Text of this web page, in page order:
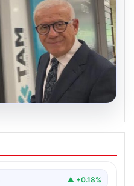
“Aklımın
▲ +0.18%